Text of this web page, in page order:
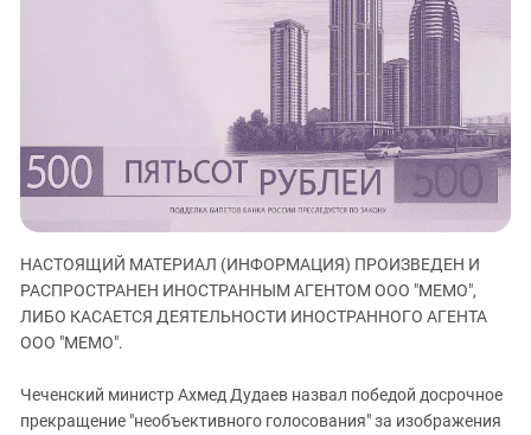
ЗАСТАВЛЯЕТ
КАВКАЗ ЗА ПАЛЕСТИНУ
ИНАКОМЫСЛИЕ В ЧЕЧНЕ
ПРЕСЛЕДОВАНИЕ АКТИВИСТОВ
МОБИЛИЗАЦИЯ И ПРОТЕСТЫ
Карачаево-Черкесия
Краснодарский край
Российская Федерация
Ростовская область
Северная Осетия - Алания
СКФО
Ставропольский край
НАСТОЯЩИЙ МАТЕРИАЛ (ИНФОРМАЦИЯ) ПРОИЗВЕДЕН И
РАСПРОСТРАНЕН ИНОСТРАННЫМ АГЕНТОМ ООО "МЕМО",
ЛИБО КАСАЕТСЯ ДЕЯТЕЛЬНОСТИ ИНОСТРАННОГО АГЕНТА
ООО "МЕМО".
Чеченский министр Ахмед Дудаев назвал победой досрочное
прекращение "необъективного голосования" за изображения